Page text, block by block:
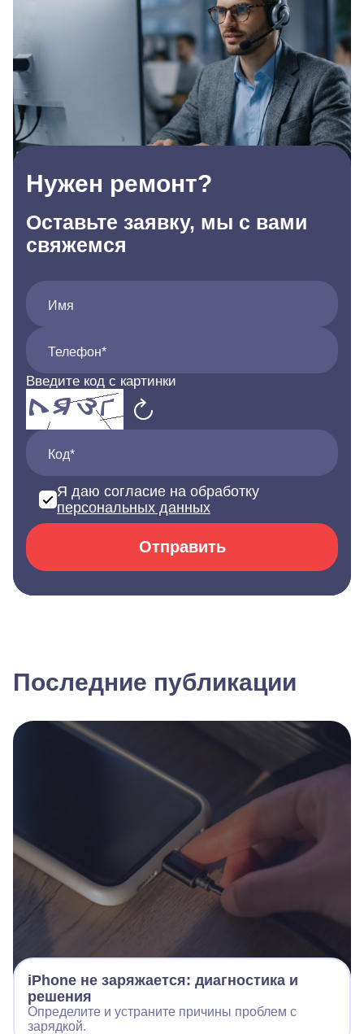
Нужен ремонт?
Оставьте заявку, мы с вами
свяжемся
Имя
Телефон*
Введите код с картинки
Код*
Я даю согласие на обработку
персональных данных
Отправить
Последние публикации
iPhone не заряжается: диагностика и
решения
Определите и устраните причины проблем с
зарядкой.